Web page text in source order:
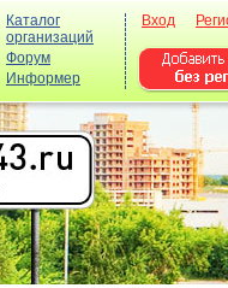
Каталог
организаций
Форум
Информер
Вход